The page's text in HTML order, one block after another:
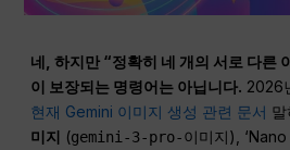
네, 하지만 “정확히 네 개의 서로 다른
이 보장되는 명령어는 아닙니다. 2026
현재 Gemini 이미지 생성 관련 문서
미지 (gemini-3-pro-이미지),